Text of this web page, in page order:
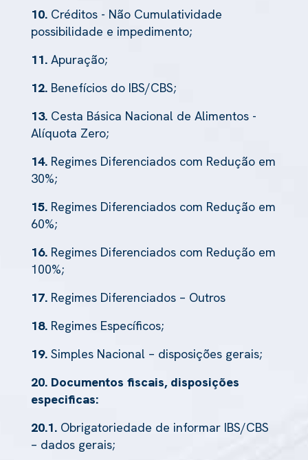
10. Créditos - Não Cumulatividade
possibilidade e impedimento;
11. Apuração;
12. Benefícios do IBS/CBS;
13. Cesta Básica Nacional de Alimentos -
Alíquota Zero;
14. Regimes Diferenciados com Redução em
30%;
15. Regimes Diferenciados com Redução em
60%;
16. Regimes Diferenciados com Redução em
100%;
17. Regimes Diferenciados – Outros
18. Regimes Específicos;
19. Simples Nacional – disposições gerais;
20. Documentos fiscais, disposições
especificas:
20.1. Obrigatoriedade de informar IBS/CBS
– dados gerais;